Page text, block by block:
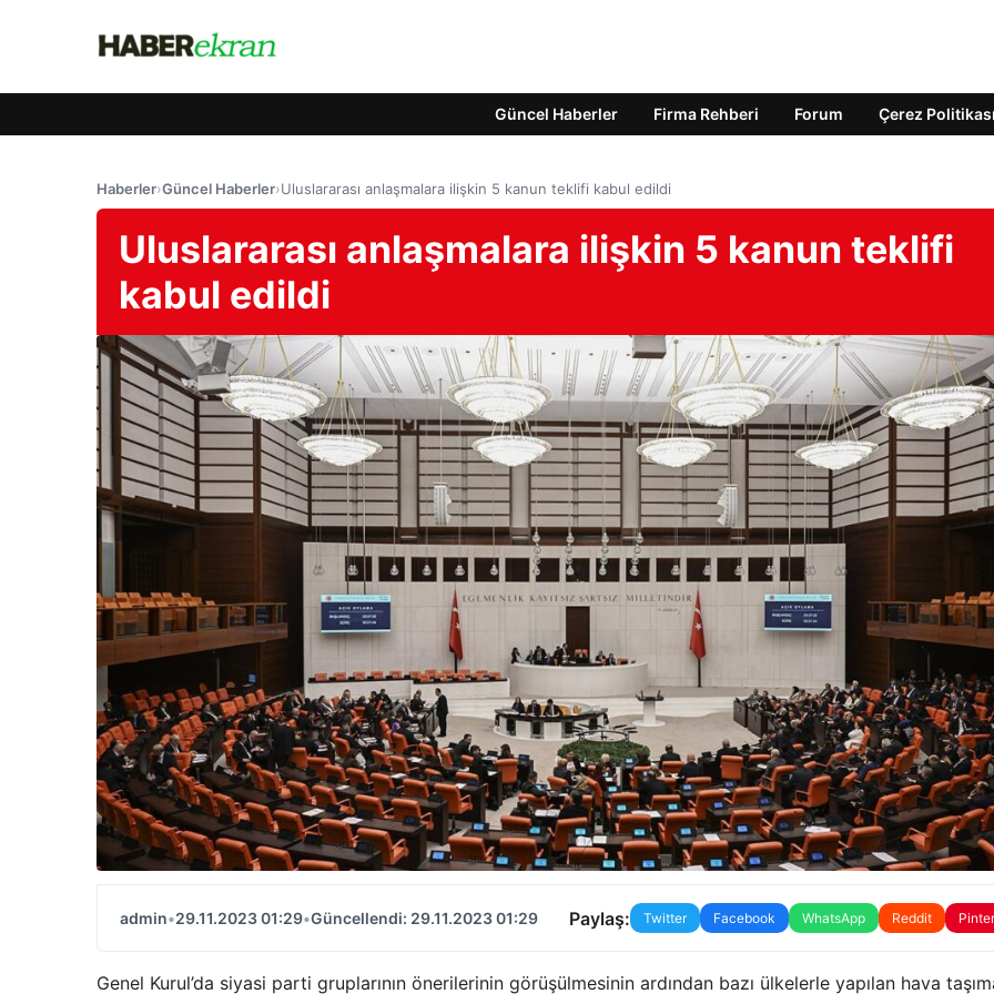
Güncel Haberler Firma Rehberi Forum Çerez Politikası
Haberler›Güncel Haberler›Uluslararası anlaşmalara ilişkin 5 kanun teklifi kabul edildi
Uluslararası anlaşmalara ilişkin 5 kanun teklifi
kabul edildi
admin•29.11.2023 01:29•Güncellendi: 29.11.2023 01:29 Paylaş: Twitter Facebook WhatsApp Reddit
Genel Kurul’da siyasi parti gruplarının önerilerinin görüşülmesinin ardından bazı ülkelerle yapılan hava